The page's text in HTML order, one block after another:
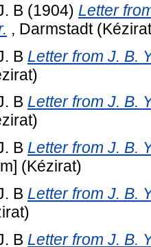
B (1904) Letter
, Darmstadt
B Letter from J. B.
B Letter from J. B.
B Letter from J. B.
(Kézirat)
B Letter from J. B.
B Letter from J. B.